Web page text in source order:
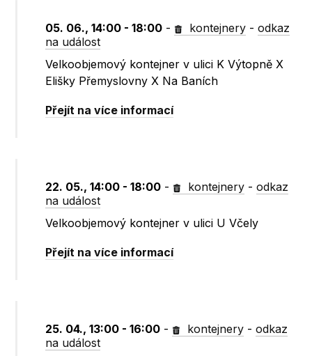
05. 06., 14:00 - 18:00 - kontejnery -odkaz
na událost
Velkoobjemový kontejner v ulici K Výtopně X
Elišky Přemyslovny X Na Baních
Přejít na více informací
22. 05., 14:00 - 18:00 - kontejnery -odkaz
na událost
Velkoobjemový kontejner v ulici U Včely
Přejít na více informací
25. 04., 13:00 - 16:00 - kontejnery -odkaz
na událost